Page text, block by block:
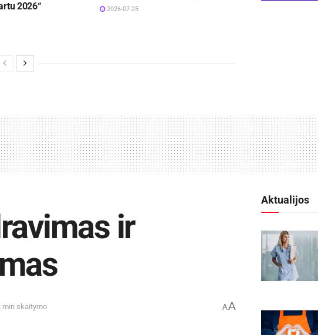
2026“
2026-07-25
ir
min skaitymo AA
Aktualijos